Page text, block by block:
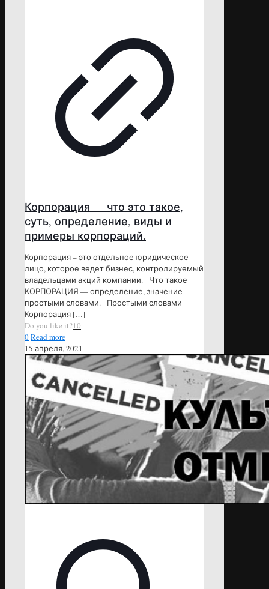
Корпорация — что это такое,
суть, определение, виды и
примеры корпораций.
Корпорация – это отдельное юридическое
лицо, которое ведет бизнес, контролируемый
владельцами акций компании. Что такое
КОРПОРАЦИЯ — определение, значение
простыми словами. Простыми словами
Корпорация […]
Do you like it?10
0Read more
15 апреля, 2021